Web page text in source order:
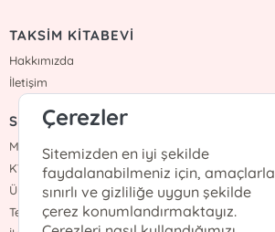
TAKSİM KİTABEVİ
Hakkımızda
İletişim
SÖZLEŞMELER
Mesafeli Satış Sözleşmesi
KVKK Sözleşmesi
Üyelik Sözleşmesi
Teslimat ve İade Şartları
Çerezler
Sitemizden en iyi şekilde
faydalanabilmeniz için, amaçlarla
sınırlı ve gizliliğe uygun şekilde
çerez konumlandırmaktayız.